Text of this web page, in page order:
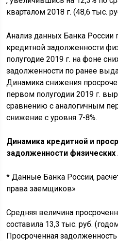
кварталом 2018 г. (48,6 тыс.
Анализ данных Банка России
кредитной задолженности
полугодие 2019 г. на фоне
задолженности по ранее
Динамика снижения
первом полугодии 2019 г.
сравнению с аналогичным
снижение с уровня 7-8%.
Динамика кредитной и
задолженности физических
* Данные Банка России,
права заемщиков»
Средняя величина
составила 13,3 тыс. руб.
Просроченная